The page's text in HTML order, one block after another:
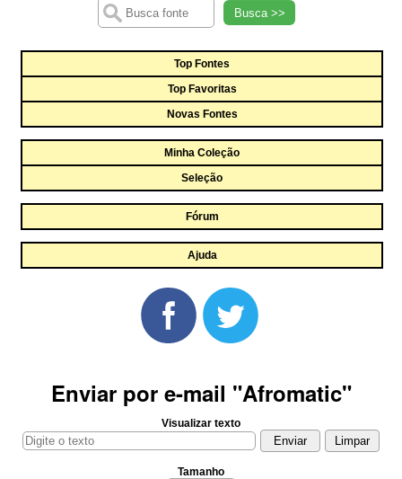
Busca >>
Top Fontes
Top Favoritas
Novas Fontes
Minha Coleção
Seleção
Fórum
Ajuda
Enviar por e-mail "Afromatic"
Visualizar texto
Tamanho